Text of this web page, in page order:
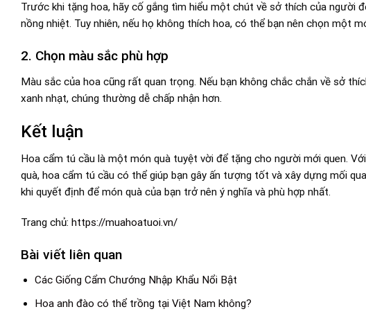
Trước khi tặng hoa, hãy cố gắng tìm hiểu một chút về sở thích của người
nồng nhiệt. Tuy nhiên, nếu họ không thích hoa, có thể bạn nên chọn một
2. Chọn màu sắc phù hợp
Màu sắc của hoa cũng rất quan trọng. Nếu bạn không chắc chắn về sở
xanh nhạt, chúng thường dễ chấp nhận hơn.
Kết luận
Hoa cẩm tú cầu là một món quà tuyệt vời để tặng cho người mới quen.
quà, hoa cẩm tú cầu có thể giúp bạn gây ấn tượng tốt và xây dựng mối
khi quyết định để món quà của bạn trở nên ý nghĩa và phù hợp nhất.
Trang chủ: https://muahoatuoi.vn/
Bài viết liên quan
Các Giống Cẩm Chướng Nhập Khẩu Nổi Bật
Hoa anh đào có thể trồng tại Việt Nam không?